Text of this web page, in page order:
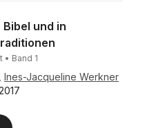
und in
• Band 1
Ines-Jacqueline Werkner